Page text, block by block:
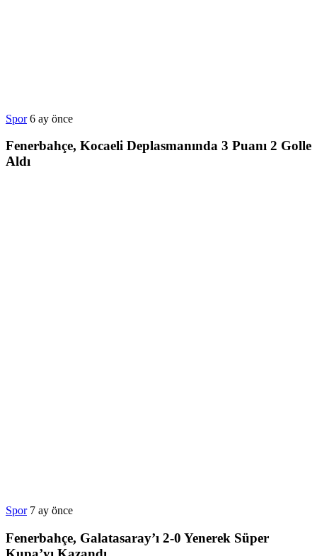
Spor 6 ay önce
Fenerbahçe, Kocaeli Deplasmanında 3 Puanı 2 Golle
Aldı
Spor 7 ay önce
Fenerbahçe, Galatasaray’ı 2-0 Yenerek Süper